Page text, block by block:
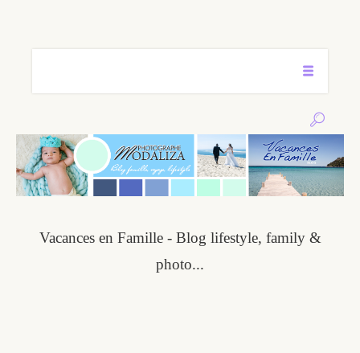
Vacances en Famille - Blog lifestyle, family &
photo...